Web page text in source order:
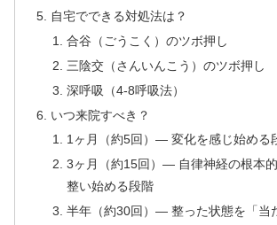
自宅でできる対処法は？
合谷（ごうこく）のツボ押し
三陰交（さんいんこう）のツボ押し
深呼吸（4-8呼吸法）
いつ来院すべき？
1ヶ月（約5回）— 変化を感じ始める
3ヶ月（約15回）— 自律神経の根本
整い始める段階
半年（約30回）— 整った状態を「当